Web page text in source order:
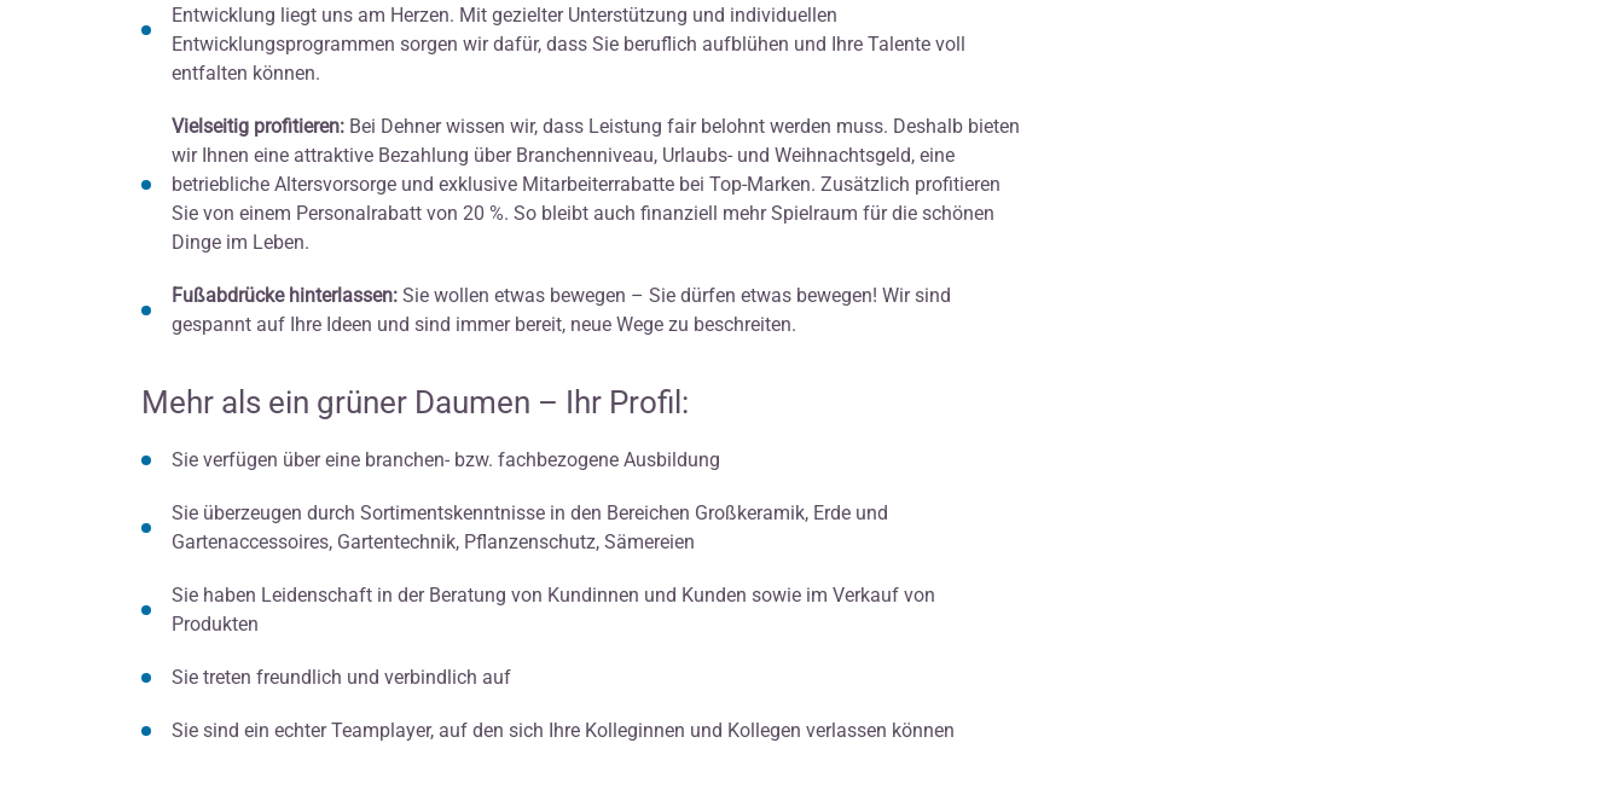
Entwicklung liegt uns am Herzen. Mit gezielter Unterstützung und individuellen
Entwicklungsprogrammen sorgen wir dafür, dass Sie beruflich aufblühen und Ihre Talente voll
entfalten können.
Vielseitig profitieren: Bei Dehner wissen wir, dass Leistung fair belohnt werden muss. Deshalb bieten
wir Ihnen eine attraktive Bezahlung über Branchenniveau, Urlaubs- und Weihnachtsgeld, eine
betriebliche Altersvorsorge und exklusive Mitarbeiterrabatte bei Top-Marken. Zusätzlich profitieren
Sie von einem Personalrabatt von 20 %. So bleibt auch finanziell mehr Spielraum für die schönen
Dinge im Leben.
Fußabdrücke hinterlassen: Sie wollen etwas bewegen – Sie dürfen etwas bewegen! Wir sind
gespannt auf Ihre Ideen und sind immer bereit, neue Wege zu beschreiten.
Mehr als ein grüner Daumen – Ihr Profil:
Sie verfügen über eine branchen- bzw. fachbezogene Ausbildung
Sie überzeugen durch Sortimentskenntnisse in den Bereichen Großkeramik, Erde und
Gartenaccessoires, Gartentechnik, Pflanzenschutz, Sämereien
Sie haben Leidenschaft in der Beratung von Kundinnen und Kunden sowie im Verkauf von
Produkten
Sie treten freundlich und verbindlich auf
Sie sind ein echter Teamplayer, auf den sich Ihre Kolleginnen und Kollegen verlassen können